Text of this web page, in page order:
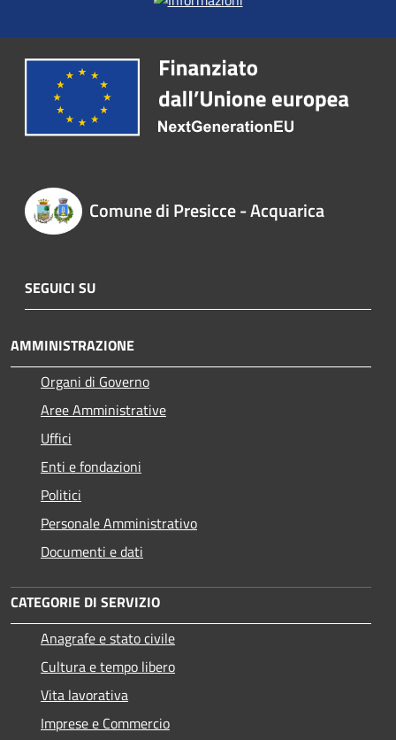
Comune di Presicce - Acquarica
SEGUICI SU
AMMINISTRAZIONE
Organi di Governo
Aree Amministrative
Uffici
Enti e fondazioni
Politici
Personale Amministrativo
Documenti e dati
CATEGORIE DI SERVIZIO
Anagrafe e stato civile
Cultura e tempo libero
Vita lavorativa
Imprese e Commercio